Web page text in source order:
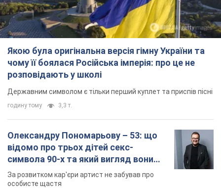
Якою була оригінальна версія гімну України та
чому її боялася Російська імперія: про це не
розповідають у школі
Державним символом є тільки перший куплет та приспів пісні
годину тому 3,3 т.
Олександру Пономарьову – 53: що
відомо про трьох дітей секс-
символа 90-х та який вигляд вони
мають
За розвитком кар'єри артист не забував про
особисте щастя